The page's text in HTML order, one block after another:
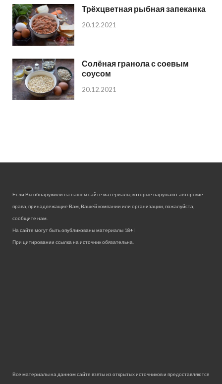
Трёхцветная рыбная запеканка
20.12.2021
Солёная гранола с соевым
соусом
20.12.2021
Если Вы обнаружили на нашем сайте материалы, которые нарушают авторские
права, принадлежащие Вам, Вашей компании или организации, пожалуйста,
сообщите нам.
На сайте могут быть опубликованы материалы 18+!
При цитировании ссылка на источник обязательна.
Все материалы на данном сайте взяты из открытых источников и предоставляются